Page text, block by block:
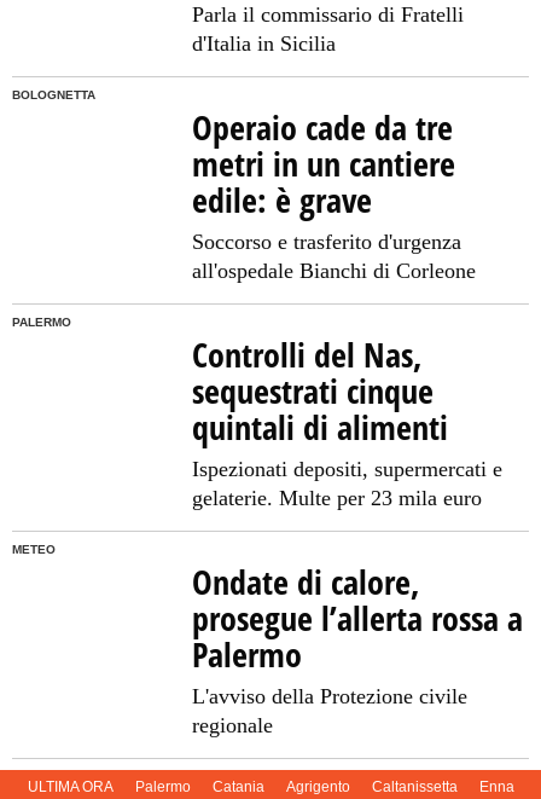
Parla il commissario di Fratelli
d'Italia in Sicilia
BOLOGNETTA
Operaio cade da tre
metri in un cantiere
edile: è grave
Soccorso e trasferito d'urgenza
all'ospedale Bianchi di Corleone
PALERMO
Controlli del Nas,
sequestrati cinque
quintali di alimenti
Ispezionati depositi, supermercati e
gelaterie. Multe per 23 mila euro
METEO
Ondate di calore,
prosegue l’allerta rossa a
Palermo
L'avviso della Protezione civile
regionale
ULTIMA ORA Palermo Catania Agrigento Caltanissetta Enna